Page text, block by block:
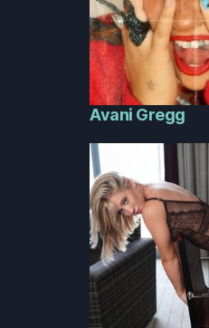
Avani Gregg